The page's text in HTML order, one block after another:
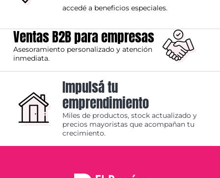
accedé a beneficios especiales.
Ventas B2B para empresas
Asesoramiento personalizado y atención
inmediata.
Impulsá tu
emprendimiento
Miles de productos, stock actualizado y
precios mayoristas que acompañan tu
crecimiento.